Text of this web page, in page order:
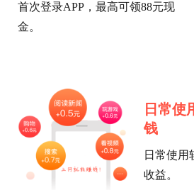
首次登录APP，最高可领88元现
金。
日常使
钱
日常使用
收益。